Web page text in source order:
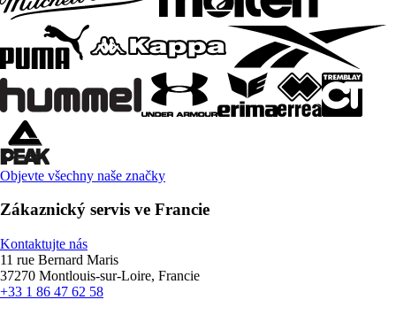
Objevte všechny naše značky
Zákaznický servis ve Francie
Kontaktujte nás
11 rue Bernard Maris
37270 Montlouis-sur-Loire, Francie
+33 1 86 47 62 58